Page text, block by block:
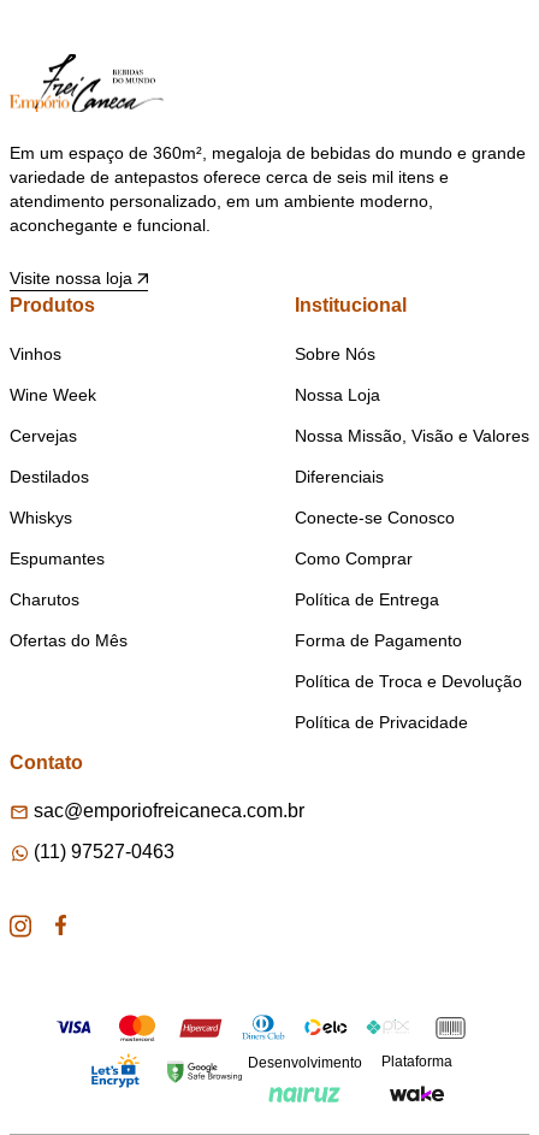
Em um espaço de 360m², megaloja de bebidas do mundo e grande
variedade de antepastos oferece cerca de seis mil itens e
atendimento personalizado, em um ambiente moderno,
aconchegante e funcional.
Visite nossa loja
Produtos
Vinhos
Wine Week
Cervejas
Destilados
Whiskys
Espumantes
Charutos
Ofertas do Mês
Institucional
Sobre Nós
Nossa Loja
Nossa Missão, Visão e Valores
Diferenciais
Conecte-se Conosco
Como Comprar
Política de Entrega
Forma de Pagamento
Política de Troca e Devolução
Política de Privacidade
Contato
sac@emporiofreicaneca.com.br
(11) 97527-0463
Desenvolvimento Plataforma